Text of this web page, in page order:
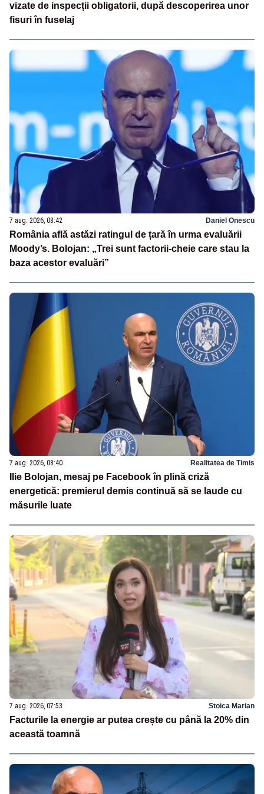
vizate de inspecții obligatorii, după descoperirea unor
fisuri în fuselaj
7 aug. 2026, 08:42 Daniel Onescu
România află astăzi ratingul de țară în urma evaluării
Moody’s. Bolojan: „Trei sunt factorii-cheie care stau la
baza acestor evaluări”
7 aug. 2026, 08:40 Realitatea de Timis
Ilie Bolojan, mesaj pe Facebook în plină criză
energetică: premierul demis continuă să se laude cu
măsurile luate
7 aug. 2026, 07:53 Stoica Marian
Facturile la energie ar putea crește cu până la 20% din
această toamnă